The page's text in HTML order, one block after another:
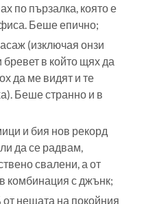
по пързалка, която е
Беше епично;
(изключая онзи
в който щях да
да ме видят и те
Беше странно и в
и бия нов рекорд
да се радвам,
свалени, а от
комбинация с джънк;
нещата на покойния